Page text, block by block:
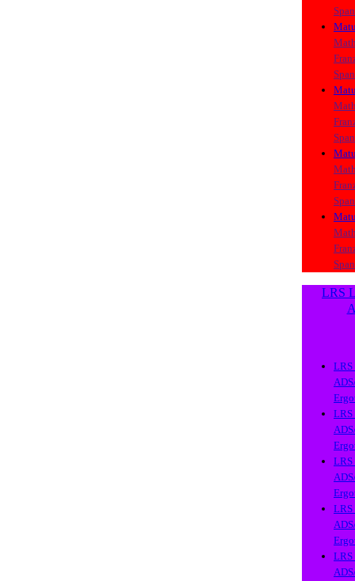
LRS
LRS
Ergo
LRS
Ergo
LRS
Ergo
LRS
Ergo
LRS